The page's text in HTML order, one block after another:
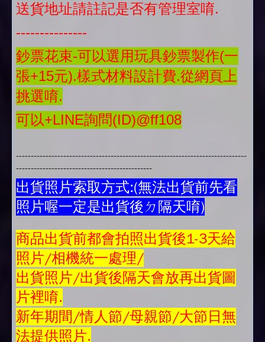
送貨地址請註記是否有管理室唷.
---------------
鈔票花束-可以選用玩具鈔票製作(一
張+15元).樣式材料設計費.從網頁上
挑選唷.
可以+LINE詢問(ID)@ff108
------------------------------------------------------------------------------
----------------------------------------------
出貨照片索取方式:(無法出貨前先看
照片喔一定是出貨後ㄉ隔天唷)
商品出貨前都會拍照出貨後1-3天給
照片/相機統一處理/
出貨照片/出貨後隔天會放再出貨圖
片裡唷.
新年期間/情人節/母親節/大節日無
法提供照片.